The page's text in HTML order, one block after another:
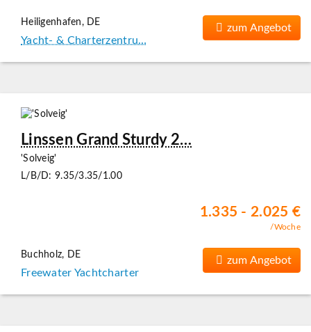
Heiligenhafen, DE
Yacht- & Charterzentru…
zum Angebot
Linssen Grand Sturdy 2…
'Solveig'
L/B/D: 9.35/3.35/1.00
1.335 - 2.025 €
/Woche
Buchholz, DE
Freewater Yachtcharter
zum Angebot